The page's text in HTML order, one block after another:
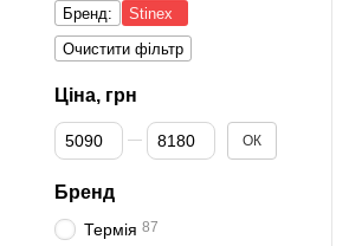
Бренд:
Stinex
Очистити фільтр
Ціна, грн
Від Ціна, грн
До Ціна, грн ОК
Бренд
Термія 87